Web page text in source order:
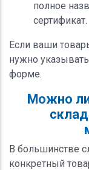
полное
сертификат.
Если ваши
нужно
форме.
Можно
В большинстве
конкретный